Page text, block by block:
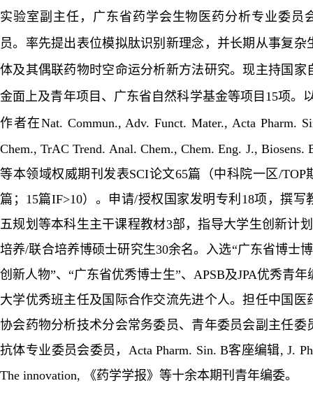
实验室副主任，广东省药学会生物医药分析专业委员
员。率先提出表位模拟肽识别新理念，并长期从事复杂
体及其偶联药物时空命运分析新方法研究。现主持国家
金面上及青年项目、广东省自然科学基金等项目 15项。
作者在Nat. Commun., Adv. Funct. Mater.,Acta Pharm.
Chem., TrAC Trend. Anal. Chem., Chem. Eng. J., Biosens.
等本领域权威期刊发表SCI论文65篇（中科院一区/TOP
篇；15篇IF>10）。申请/授权国家发明专利18项，撰写
五规划等本科生主干课程教材3部，指导大学生创新计
培养/联合培养博硕士研究生30余名。入选“广东省博士
创新人物”、“广东省优秀博士生”、APSB及JPA优秀青年
大学优秀班主任及国际合作交流先进个人。担任中国医
协会药物分析技术分会常务委员、青年委员会副主任委
抗体专业委员会委员，Acta Pharm. Sin. B客座编辑, J.
The innovation, 《药学学报》等十余本期刊青年编委。